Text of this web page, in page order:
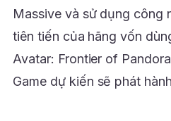
Massive và sử dụng công
tiên tiến của hãng vốn
Avatar: Frontier of
Game dự kiến sẽ phát